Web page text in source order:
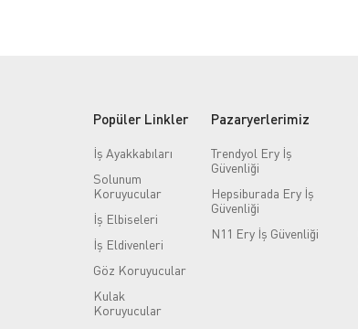
Popüler Linkler
İş Ayakkabıları
Solunum
Koruyucular
İş Elbiseleri
İş Eldivenleri
Göz Koruyucular
Kulak
Koruyucular
Pazaryerlerimiz
Trendyol Ery İş
Güvenliği
Hepsiburada Ery İş
Güvenliği
N11 Ery İş Güvenliği